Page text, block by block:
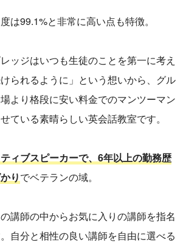
は99.1%と非常に高い点も特徴。
ッジはいつも生徒のことを第一に考え
られるように」という想いから、グル
より格段に安い料金でのマンツーマン
ている素晴らしい英会話教室です。
ィブスピーカーで、6年以上の勤務歴
りでベテランの域。
講師の中からお気に入りの講師を指名
自分と相性の良い講師を自由に選べる